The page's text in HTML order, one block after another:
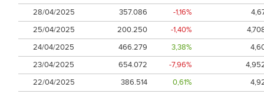
28/04/2025
357.086 -1,16%
25/04/2025
200.250 -1,40%
24/04/2025
466.279 3,38%
23/04/2025
654.072 -7,96%
22/04/2025
386.514 0,61%